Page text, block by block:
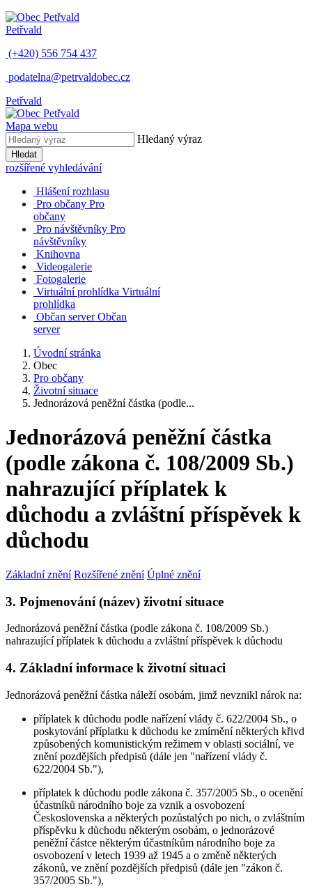
Petřvald
(+420) 556 754 437
podatelna@petrvaldobec.cz
Petřvald
Mapa webu
Hledaný výraz
Hledat
rozšířené vyhledávání
Hlášení rozhlasu
Pro občany Pro
občany
Pro návštěvníky Pro
návštěvníky
Knihovna
Videogalerie
Fotogalerie
Virtuální prohlídka Virtuální
prohlídka
Občan server Občan
server
Úvodní stránka
Obec
Pro občany
Životní situace
Jednorázová peněžní částka (podle...
Jednorázová peněžní částka
(podle zákona č. 108/2009 Sb.)
nahrazující příplatek k
důchodu a zvláštní příspěvek k
důchodu
Základní znění Rozšířené znění Úplné znění
3. Pojmenování (název) životní situace
Jednorázová peněžní částka (podle zákona č. 108/2009 Sb.)
nahrazující příplatek k důchodu a zvláštní příspěvek k důchodu
4. Základní informace k životní situaci
Jednorázová peněžní částka náleží osobám, jimž nevznikl nárok na:
příplatek k důchodu podle nařízení vlády č. 622/2004 Sb., o
poskytování příplatku k důchodu ke zmírnění některých křivd
způsobených komunistickým režimem v oblasti sociální, ve
znění pozdějších předpisů (dále jen "nařízení vlády č.
622/2004 Sb."),
příplatek k důchodu podle zákona č. 357/2005 Sb., o ocenění
účastníků národního boje za vznik a osvobození
Československa a některých pozůstalých po nich, o zvláštním
příspěvku k důchodu některým osobám, o jednorázové
peněžní částce některým účastníkům národního boje za
osvobození v letech 1939 až 1945 a o změně některých
zákonů, ve znění pozdějších předpisů (dále jen "zákon č.
357/2005 Sb."),